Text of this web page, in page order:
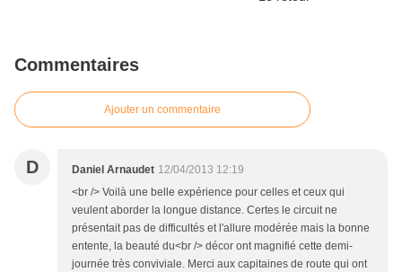
Commentaires
Ajouter un commentaire
D Daniel Arnaudet 12/04/2013 12:19
<br /> Voilà une belle expérience pour celles et ceux qui
veulent aborder la longue distance. Certes le circuit ne
présentait pas de difficultés et l'allure modérée mais la bonne
entente, la beauté du<br /> décor ont magnifié cette demi-
journée très conviviale. Merci aux capitaines de route qui ont